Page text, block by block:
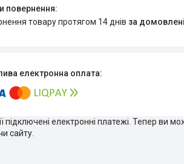
товару протягом 14 днів за
підключені електронні платежі. Тепер ви
сайту.